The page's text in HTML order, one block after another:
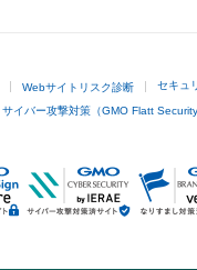
Webサイトリスク診断 セキュ
サイバー攻撃対策（GMO Flatt Security